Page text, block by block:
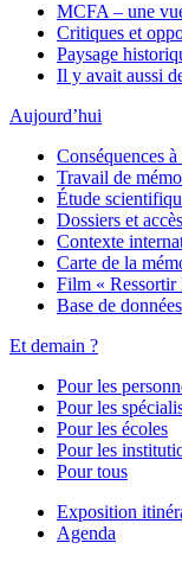
MCFA – une
Critiques et
Paysage
Il y avait aussi
Aujourd’hui
Conséquences
Travail de
Étude
Dossiers et
Contexte
Carte de la
Film « Ressortir
Base de données
Et demain ?
Pour les
Pour les
Pour les écoles
Pour les
Pour tous
Exposition
Agenda